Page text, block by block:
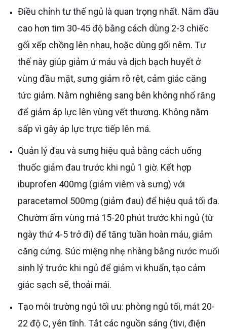
Điều chỉnh tư thế ngủ là quan trọng nhất. Nằm đầu
cao hơn tim 30-45 độ bằng cách dùng 2-3 chiếc
gối xếp chồng lên nhau, hoặc dùng gối nêm. Tư
thế này giúp giảm ứ máu và dịch bạch huyết ở
vùng đầu mặt, sưng giảm rõ rệt, cảm giác căng
tức giảm. Nằm nghiêng sang bên không nhổ răng
để giảm áp lực lên vùng vết thương. Không nằm
sấp vì gây áp lực trực tiếp lên má.
Quản lý đau và sưng hiệu quả bằng cách uống
thuốc giảm đau trước khi ngủ 1 giờ. Kết hợp
ibuprofen 400mg (giảm viêm và sưng) với
paracetamol 500mg (giảm đau) để hiệu quả tối đa.
Chườm ấm vùng má 15-20 phút trước khi ngủ (từ
ngày thứ 4-5 trở đi) để tăng tuần hoàn máu, giảm
căng cứng. Súc miệng nhẹ nhàng bằng nước muối
sinh lý trước khi ngủ để giảm vi khuẩn, tạo cảm
giác sạch sẽ, thoải mái.
Tạo môi trường ngủ tối ưu: phòng ngủ tối, mát 20-
22 độ C, yên tĩnh. Tắt các nguồn sáng (tivi, điện